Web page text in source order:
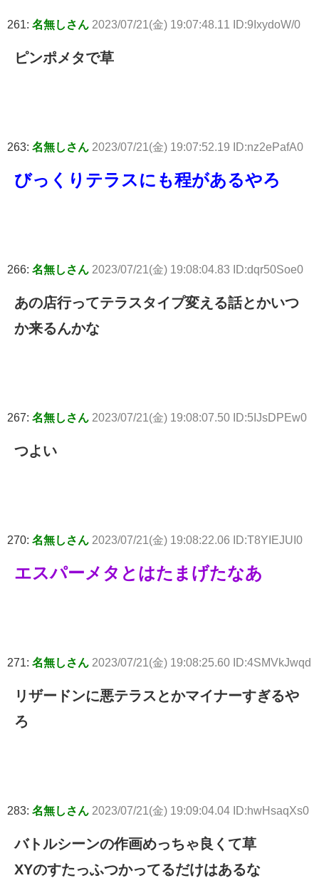
261: 名無しさん 2023/07/21(金) 19:07:48.11 ID:9IxydoW/0
ピンポメタで草
263: 名無しさん 2023/07/21(金) 19:07:52.19 ID:nz2ePafA0
びっくりテラスにも程があるやろ
266: 名無しさん 2023/07/21(金) 19:08:04.83 ID:dqr50Soe0
あの店行ってテラスタイプ変える話とかいつ
か来るんかな
267: 名無しさん 2023/07/21(金) 19:08:07.50 ID:5IJsDPEw0
つよい
270: 名無しさん 2023/07/21(金) 19:08:22.06 ID:T8YIEJUI0
エスパーメタとはたまげたなあ
271: 名無しさん 2023/07/21(金) 19:08:25.60 ID:4SMVkJwqd
リザードンに悪テラスとかマイナーすぎるや
ろ
283: 名無しさん 2023/07/21(金) 19:09:04.04 ID:hwHsaqXs0
バトルシーンの作画めっちゃ良くて草
XYのすたっふつかってるだけはあるな